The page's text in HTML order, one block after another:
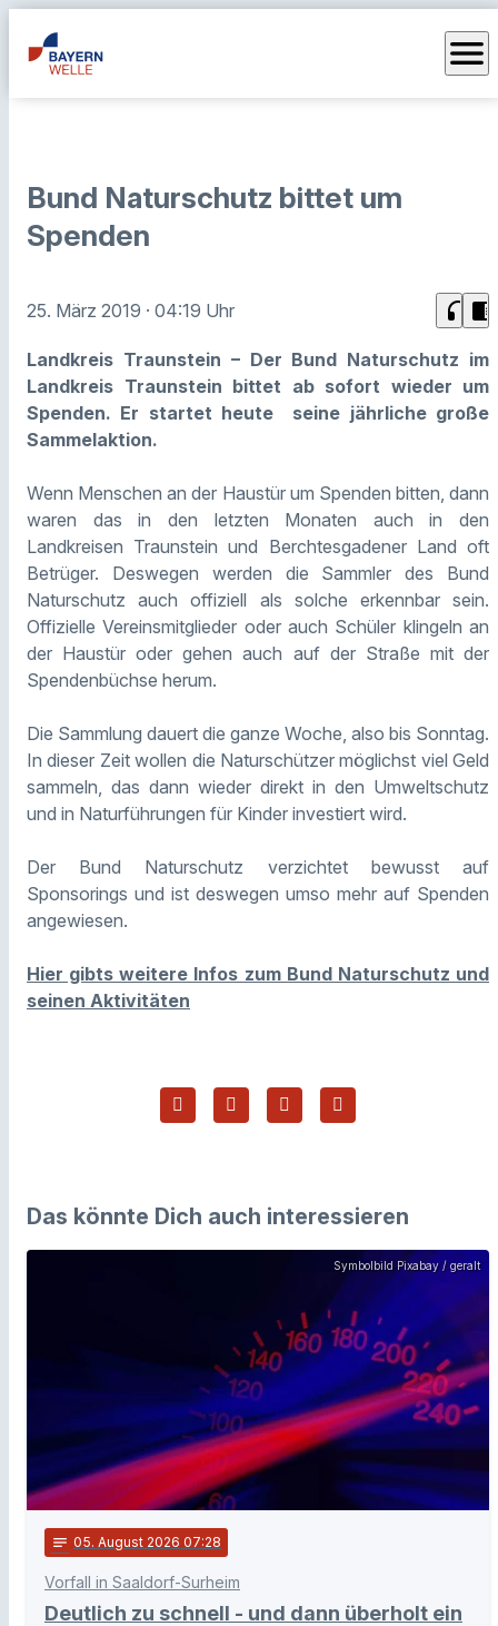
menu
Bund Naturschutz bittet um
Spenden
25. März 2019 · 04:19 Uhr headphones chrome_reader_mode
Landkreis Traunstein – Der Bund Naturschutz im
Landkreis Traunstein bittet ab sofort wieder um
Spenden. Er startet heute seine jährliche große
Sammelaktion.
Wenn Menschen an der Haustür um Spenden bitten, dann
waren das in den letzten Monaten auch in den
Landkreisen Traunstein und Berchtesgadener Land oft
Betrüger. Deswegen werden die Sammler des Bund
Naturschutz auch offiziell als solche erkennbar sein.
Offizielle Vereinsmitglieder oder auch Schüler klingeln an
der Haustür oder gehen auch auf der Straße mit der
Spendenbüchse herum.
Die Sammlung dauert die ganze Woche, also bis Sonntag.
In dieser Zeit wollen die Naturschützer möglichst viel Geld
sammeln, das dann wieder direkt in den Umweltschutz
und in Naturführungen für Kinder investiert wird.
Der Bund Naturschutz verzichtet bewusst auf
Sponsorings und ist deswegen umso mehr auf Spenden
angewiesen.
Hier gibts weitere Infos zum Bund Naturschutz und
seinen Aktivitäten
Das könnte Dich auch interessieren
Symbolbild Pixabay / geralt
notes 05. August 2026 07:28
Vorfall in Saaldorf-Surheim
Deutlich zu schnell - und dann überholt ein